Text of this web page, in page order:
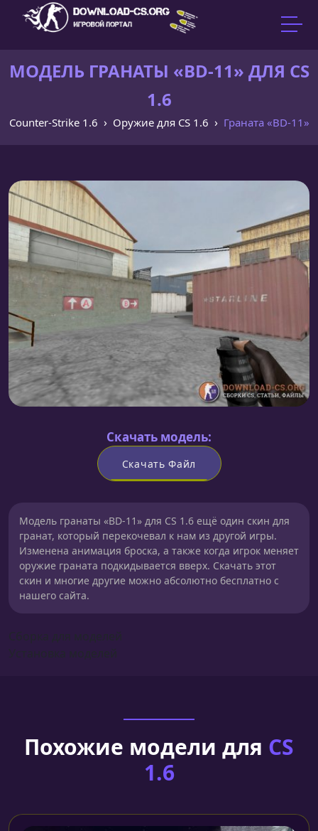
МОДЕЛЬ ГРАНАТЫ «BD-11» ДЛЯ CS
1.6
Counter-Strike 1.6 Оружие для CS 1.6 Граната «BD-11»
Скачать модель:
Скачать Файл
Модель гранаты «BD-11» для CS 1.6 ещё один скин для
гранат, который перекочевал к нам из другой игры.
Изменена анимация броска, а также когда игрок меняет
оружие граната подкидывается вверх. Скачать этот
скин и многие другие можно абсолютно бесплатно с
нашего сайта.
Похожие модели для CS
1.6